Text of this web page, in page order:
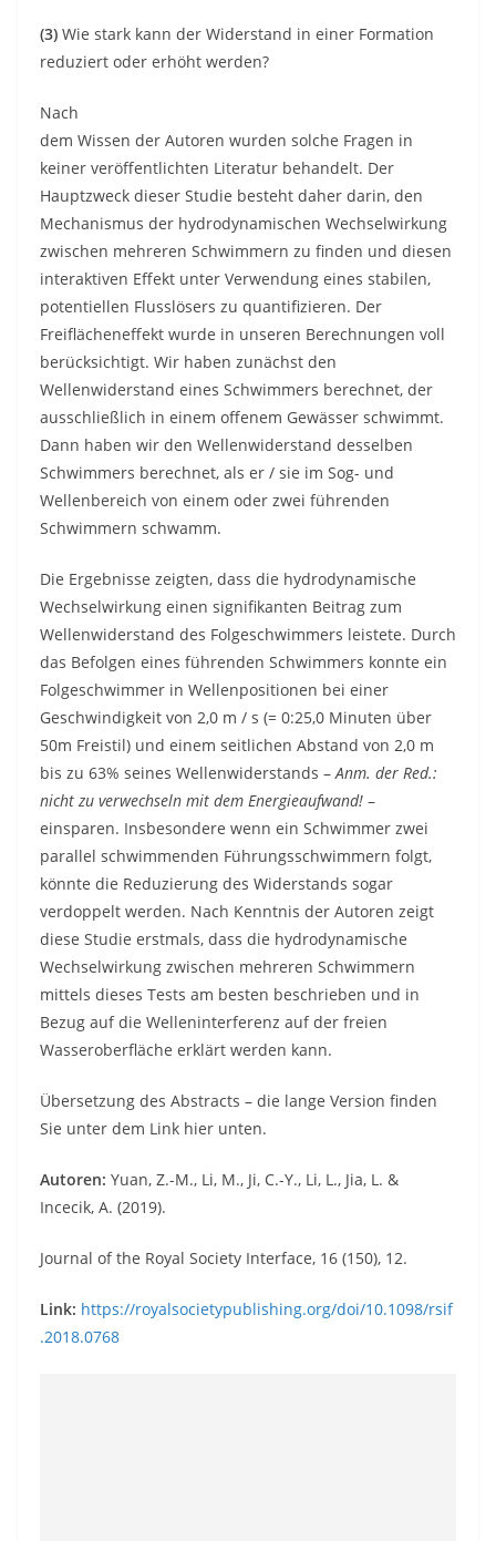
(3) Wie stark kann der Widerstand in einer Formation
reduziert oder erhöht werden?
Nach
dem Wissen der Autoren wurden solche Fragen in
keiner veröffentlichten Literatur behandelt. Der
Hauptzweck dieser Studie besteht daher darin, den
Mechanismus der hydrodynamischen Wechselwirkung
zwischen mehreren Schwimmern zu finden und diesen
interaktiven Effekt unter Verwendung eines stabilen,
potentiellen Flusslösers zu quantifizieren. Der
Freiflächeneffekt wurde in unseren Berechnungen voll
berücksichtigt. Wir haben zunächst den
Wellenwiderstand eines Schwimmers berechnet, der
ausschließlich in einem offenem Gewässer schwimmt.
Dann haben wir den Wellenwiderstand desselben
Schwimmers berechnet, als er / sie im Sog- und
Wellenbereich von einem oder zwei führenden
Schwimmern schwamm.
Die Ergebnisse zeigten, dass die hydrodynamische
Wechselwirkung einen signifikanten Beitrag zum
Wellenwiderstand des Folgeschwimmers leistete. Durch
das Befolgen eines führenden Schwimmers konnte ein
Folgeschwimmer in Wellenpositionen bei einer
Geschwindigkeit von 2,0 m / s (= 0:25,0 Minuten über
50m Freistil) und einem seitlichen Abstand von 2,0 m
bis zu 63% seines Wellenwiderstands –Anm. der Red.:
nicht zu verwechseln mit dem Energieaufwand! –
einsparen. Insbesondere wenn ein Schwimmer zwei
parallel schwimmenden Führungsschwimmern folgt,
könnte die Reduzierung des Widerstands sogar
verdoppelt werden. Nach Kenntnis der Autoren zeigt
diese Studie erstmals, dass die hydrodynamische
Wechselwirkung zwischen mehreren Schwimmern
mittels dieses Tests am besten beschrieben und in
Bezug auf die Welleninterferenz auf der freien
Wasseroberfläche erklärt werden kann.
Übersetzung des Abstracts – die lange Version finden
Sie unter dem Link hier unten.
Autoren: Yuan, Z.-M., Li, M., Ji, C.-Y., Li, L., Jia, L. &
Incecik, A. (2019).
Journal of the Royal Society Interface, 16 (150), 12.
Link: https://royalsocietypublishing.org/doi/10.1098/rsif
.2018.0768